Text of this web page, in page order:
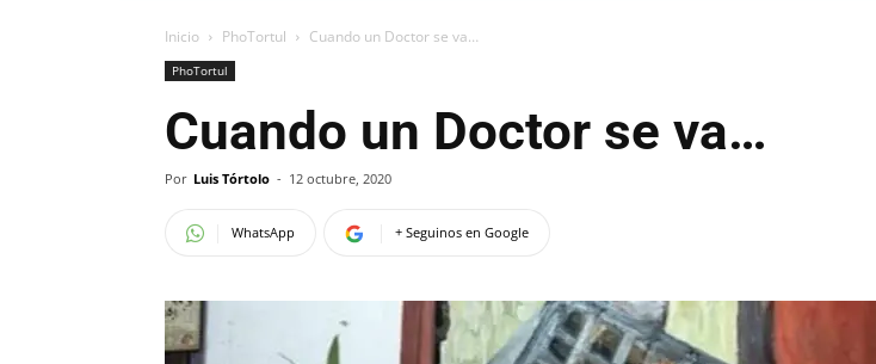
Inicio PhoTortul Cuando un Doctor se va…
PhoTortul
Cuando un Doctor se va…
Por Luis Tórtolo - 12 octubre, 2020
WhatsApp + Seguinos en Google